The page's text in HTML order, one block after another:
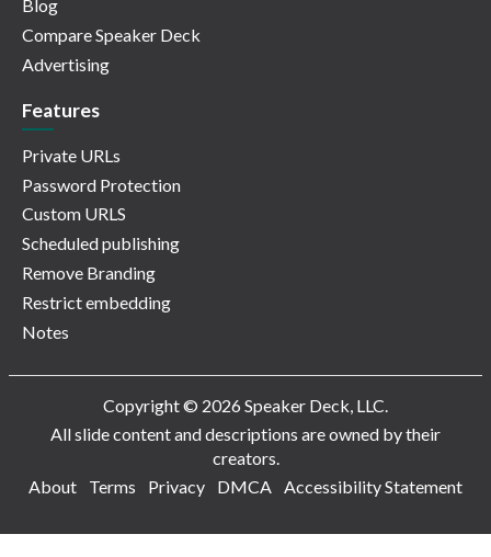
Blog
Compare Speaker Deck
Advertising
Features
Private URLs
Password Protection
Custom URLS
Scheduled publishing
Remove Branding
Restrict embedding
Notes
Copyright © 2026 Speaker Deck, LLC.
All slide content and descriptions are owned by their
creators.
About
Terms Privacy DMCA Accessibility Statement